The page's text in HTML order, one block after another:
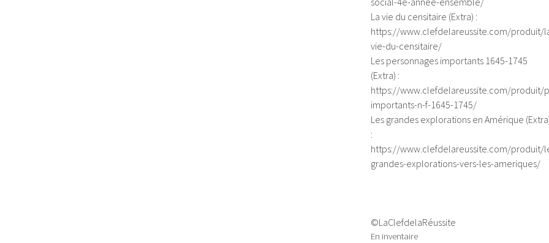
La vie du censitaire (Extra) :
https://www.clefdelareussite.com/produit/
vie-du-censitaire/
Les personnages importants 1645-1745
(Extra) :
https://www.clefdelareussite.com/produit/
importants-n-f-1645-1745/
Les grandes explorations en Amérique
:
https://www.clefdelareussite.com/produit/
grandes-explorations-vers-les-ameriques/
©LaClefdelaRéussite
En inventaire